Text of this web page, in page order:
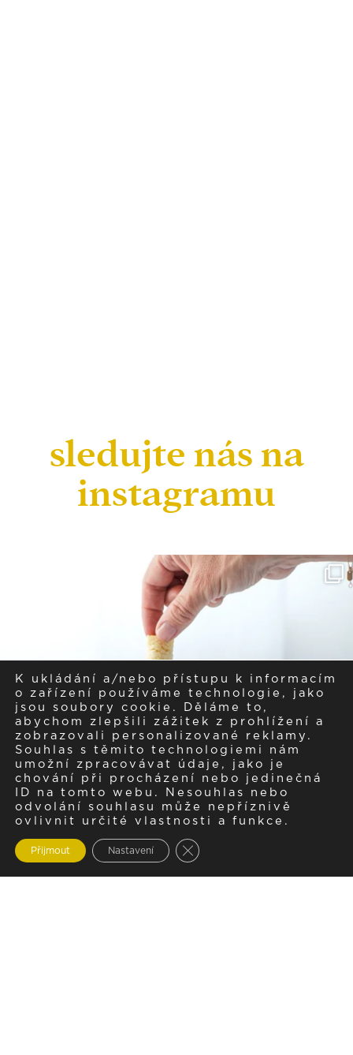
sledujte nás na
instagramu
K ukládání a/nebo přístupu k informacím
o zařízení používáme technologie, jako
jsou soubory cookie. Děláme to,
abychom zlepšili zážitek z prohlížení a
zobrazovali personalizované reklamy.
Souhlas s těmito technologiemi nám
umožní zpracovávat údaje, jako je
chování při procházení nebo jedinečná
ID na tomto webu. Nesouhlas nebo
odvolání souhlasu může nepříznivě
ovlivnit určité vlastnosti a funkce.
Přijmout Nastavení Zavřít cookie lištu GDPR